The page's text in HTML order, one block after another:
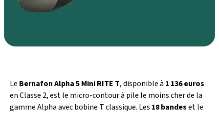
Le Bernafon Alpha 5 Mini RITE T, disponible à 1 136 euros
en Classe 2, est le micro-contour à pile le moins cher de la
gamme Alpha avec bobine T classique. Les 18 bandeset le